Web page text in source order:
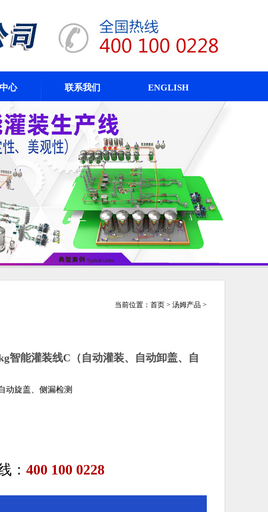
心 联系我们 ENGLISH
当前位置： 首页 > 汤姆产品 >
智能灌装线C（自动灌装、自动卸盖、自
旋盖、侧漏检测
： 400 100 0228